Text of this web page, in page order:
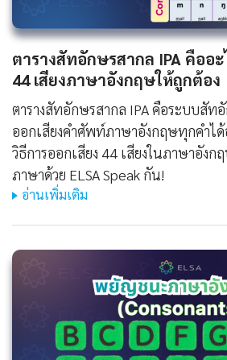
ตารางสัทอักษรสากล IPA คืออะ
44 เสียงภาษาอังกฤษให้ถูกต้อง
ตารางสัทอักษรสากล IPA คือระบบสั
ออกเสียงคำศัพท์ภาษาอังกฤษทุกคำได้
วิธีการออกเสียง 44 เสียงในภาษาอังก
ภาษาด้วย ELSA Speak กัน!
อ่านเพิ่มเติม